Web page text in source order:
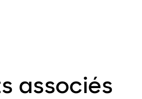
associés